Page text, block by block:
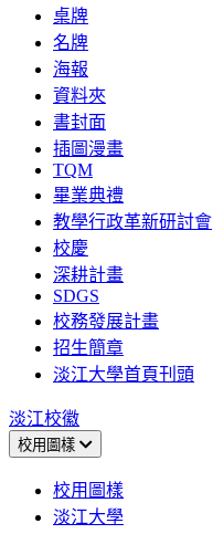
桌牌
名牌
海報
資料夾
書封面
插圖漫畫
TQM
畢業典禮
教學行政革新研討會
校慶
深耕計畫
SDGS
校務發展計畫
招生簡章
淡江大學首頁刊頭
淡江校徽
校用圖樣
校用圖樣
淡江大學